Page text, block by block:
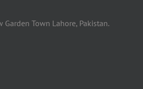
Town Lahore, Pakistan.